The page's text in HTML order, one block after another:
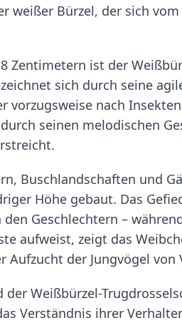
weißer Bürzel, der sich
Zentimetern ist der
sich durch seine
vorzugsweise nach
seinen melodischen
Buschlandschaften und
Höhe gebaut. Das
Geschlechtern –
aufweist, zeigt das
Aufzucht der Jungvögel von
Weißbürzel-
Verständnis ihrer